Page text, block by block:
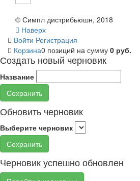
© Симпл дистрибьюшн, 2018
Наверх
Войти Регистрация
Корзина0 позиций на сумму 0 руб.
Создать новый черновик
Название
Сохранить
Обновить черновик
Выберите черновик
Сохранить
Черновик успешно обновлен